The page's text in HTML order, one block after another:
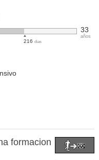
216 días
33
años
formacion